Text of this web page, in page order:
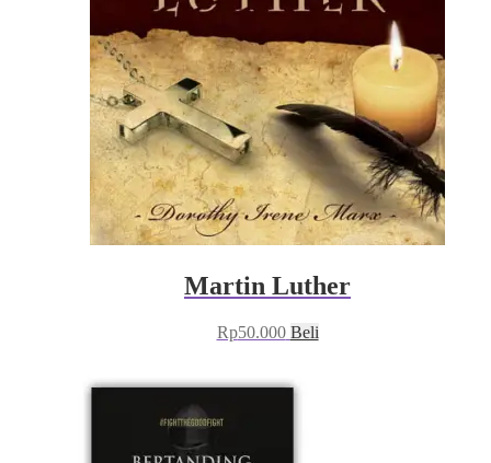
Martin Luther
Rp50.000 Beli